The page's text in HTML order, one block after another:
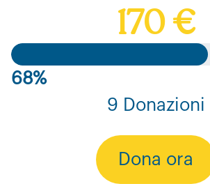
170 €
68%
9 Donazioni
Dona ora